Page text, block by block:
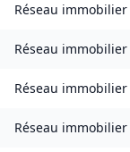
Réseau immobilier
Réseau immobilier
Réseau immobilier
Réseau immobilier